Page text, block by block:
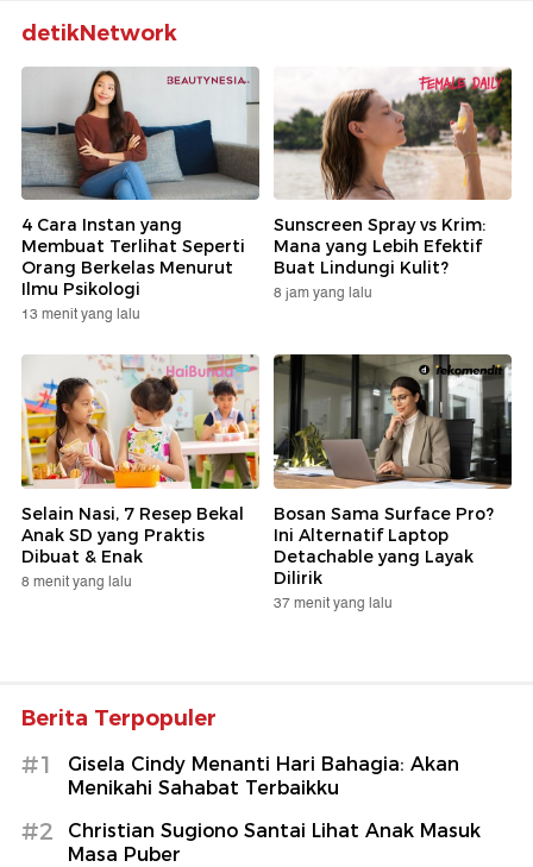
detikNetwork
4 Cara Instan yang
Membuat Terlihat Seperti
Orang Berkelas Menurut
Ilmu Psikologi
13 menit yang lalu
Sunscreen Spray vs Krim:
Mana yang Lebih Efektif
Buat Lindungi Kulit?
8 jam yang lalu
Selain Nasi, 7 Resep Bekal
Anak SD yang Praktis
Dibuat & Enak
8 menit yang lalu
Bosan Sama Surface Pro?
Ini Alternatif Laptop
Detachable yang Layak
Dilirik
37 menit yang lalu
Berita Terpopuler
#1
Gisela Cindy Menanti Hari Bahagia: Akan
Menikahi Sahabat Terbaikku
#2
Christian Sugiono Santai Lihat Anak Masuk
Masa Puber